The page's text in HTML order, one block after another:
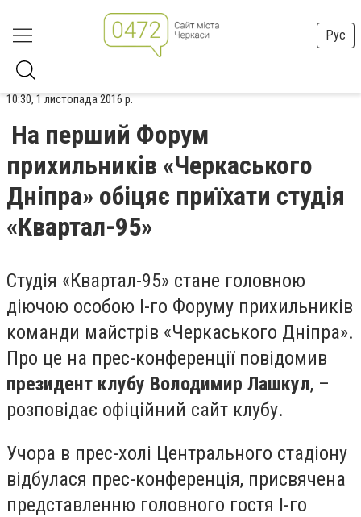
Рус
10:30, 1 листопада 2016 р.
На перший Форум
прихильників «Черкаського
Дніпра» обіцяє приїхати студія
«Квартал-95»
Студія «Квартал-95» стане головною
діючою особою І-го Форуму прихильників
команди майстрів «Черкаського Дніпра».
Про це на прес-конференції повідомив
президент клубу Володимир Лашкул, –
розповідає офіційний сайт клубу.
Учора в прес-холі Центрального стадіону
відбулася прес-конференція, присвячена
представленню головного гостя І-го